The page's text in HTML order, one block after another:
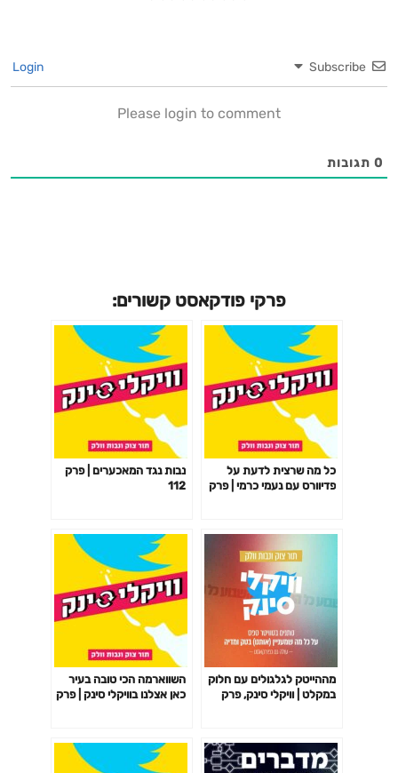
Subscribe
Please login to comment
0 תגובות
פרקי פודקאסט קשורים:
כל מה שרצית לדעת על
פדיוורס עם נעמי כרמי | פרק
נבות נגד המאכערים | פרק
112
מההייטק לגלגולים עם חלוק
במקלט | וויקלי סינק, פרק
השווארמה הכי טובה בעיר
כאן אצלנו בוויקלי סינק | פרק